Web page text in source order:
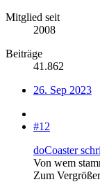
Mitglied seit
2008
Beiträge
41.862
26. Sep 2023
#12
doCoaster
Von wem
Zum